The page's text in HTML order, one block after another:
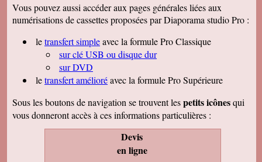
Vous pouvez aussi accéder aux pages générales liées aux
numérisations de cassettes proposées par Diaporama studio Pro :
letransfert simpleavec la formule Pro Classique
sur clé USB ou disque dur
sur DVD
letransfert amélioréavec la formule Pro Supérieure
Sous les boutons de navigation se trouvent lespetits icônesqui
vous donneront accès à ces informations particulières :
Devis
en ligne